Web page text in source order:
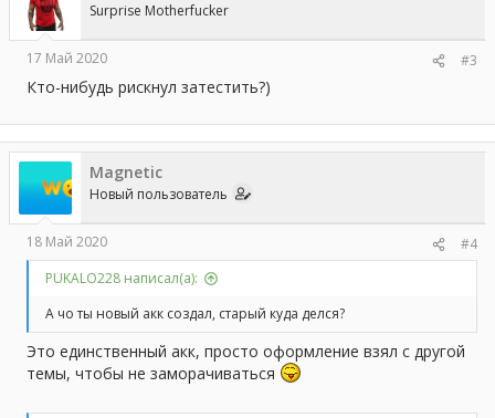
Surprise Motherfucker
17 Май 2020 #3
Кто-нибудь рискнул затестить?)
Magnetic
Новый пользователь
18 Май 2020
#4
PUKALO228 написал(а):
А чо ты новый акк создал, старый куда делся?
Это единственный акк, просто оформление взял с другой
темы, чтобы не заморачиваться